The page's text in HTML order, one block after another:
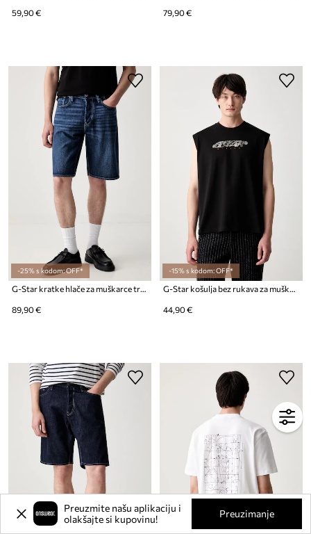
59,90 € 79,90 €
-25% s kodom: OFF*
G-Star kratke hlače za muškarce traper Deeggie
89,90 €
-15% s kodom: OFF*
G-Star košulja bez rukava za muškarce od pamuka Loose gr
44,90 €
Preuzmite našu aplikaciju i
olakšajte si kupovinu!
Preuzimanje